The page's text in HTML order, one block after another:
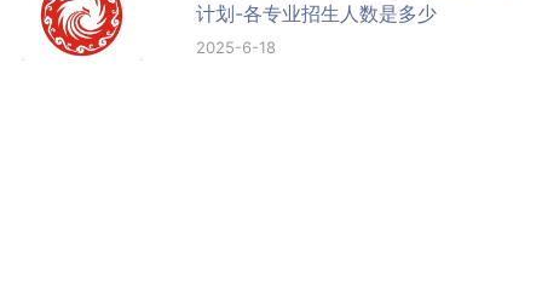
计划-各专业招生人数是多少
2025-6-18